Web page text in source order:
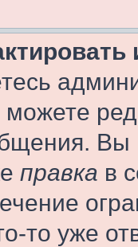
Вы
правка в
то уже